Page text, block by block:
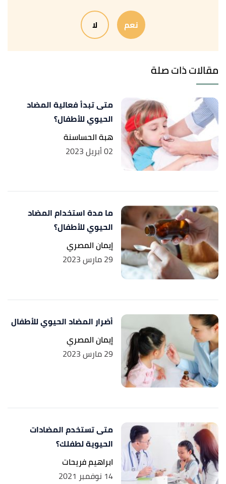
unboundmedicine , Retrieved 28/1/2024. Edited.
↑
"How to make sure antibiotics are the right choice"
,
↑
"General advice about antibiotics"
medicinesforchildren
, Retrieved 28/1/2024. Edited.
نعم لا
مقالات ذات صلة
متى تبدأ فعالية المضاد
الحيوي للأطفال؟
هبة الحساسنة
02 أبريل 2023
ما مدة استخدام المضاد
الحيوي للأطفال؟
إيمان المصري
29 مارس 2023
أضرار المضاد الحيوي للأطفال
إيمان المصري
29 مارس 2023
متى تستخدم المضادات
الحيوية لطفلك؟
ابراهيم فريحات
14 نوفمبر 2021